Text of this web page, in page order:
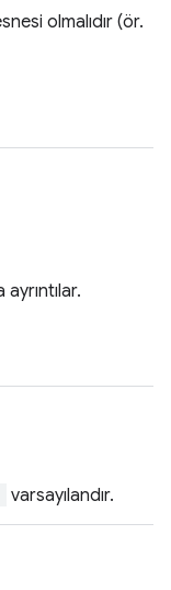
olmalıdır (ör.
varsayılandır.